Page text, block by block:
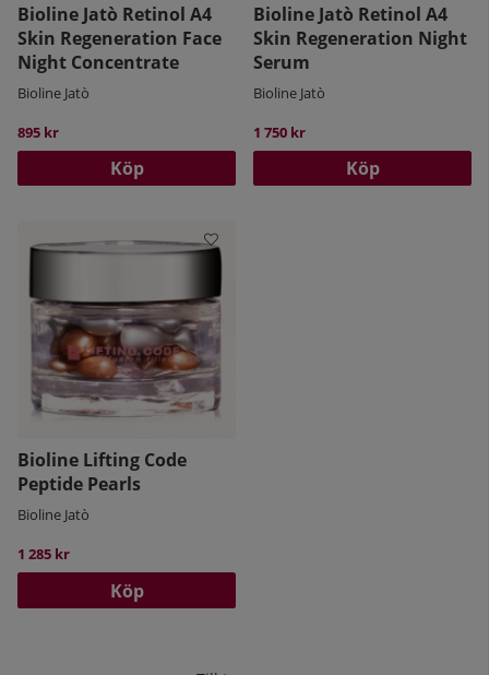
Bioline Jatò Retinol A4
Skin Regeneration Face
Night Concentrate
Bioline Jatò
895 kr
Köp
Bioline Jatò Retinol A4
Skin Regeneration Night
Serum
Bioline Jatò
1 750 kr
Köp
Bioline Lifting Code
Peptide Pearls
Bioline Jatò
1 285 kr
Köp